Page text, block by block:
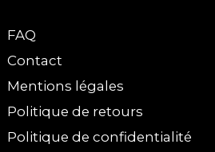
FAQ
Contact
Mentions légales
Politique de retours
Politique de confidentialité